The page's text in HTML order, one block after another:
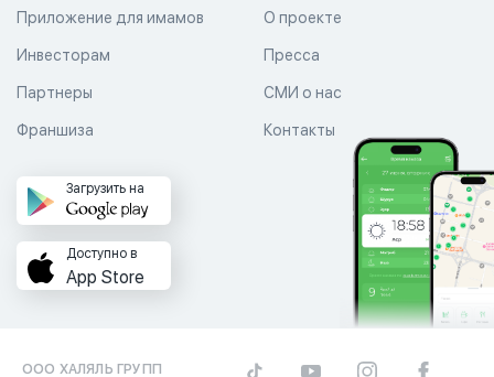
Приложение для имамов О проекте
Пресса
СМИ о нас
Контакты
Инвесторам
Партнеры
Франшиза
Загрузить на
Доступно в
App Store
ООО ХАЛЯЛЬ ГРУПП